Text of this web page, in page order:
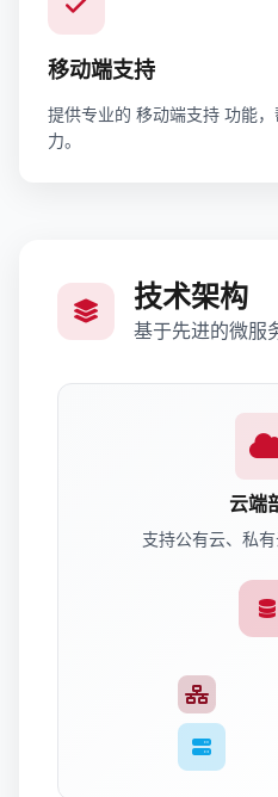
移动端支持
提供专业的 移动端支持 功能
力。
技术架构
基于先进的微服
云端
支持公有云、私